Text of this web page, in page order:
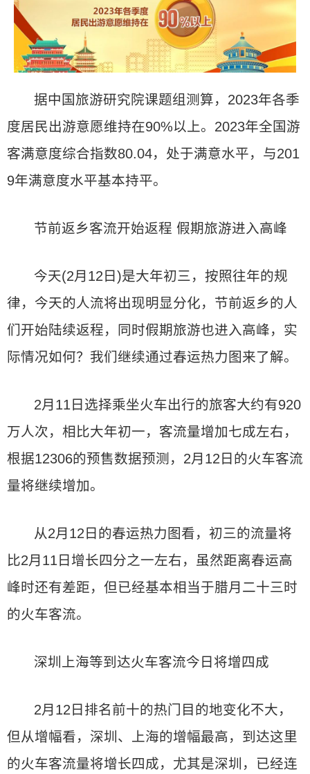
据中国旅游研究院课题组测算，2023年各季
度居民出游意愿维持在90%以上。2023年全国游
客满意度综合指数80.04，处于满意水平，与201
9年满意度水平基本持平。
节前返乡客流开始返程 假期旅游进入高峰
今天(2月12日)是大年初三，按照往年的规
律，今天的人流将出现明显分化，节前返乡的人
们开始陆续返程，同时假期旅游也进入高峰，实
际情况如何？我们继续通过春运热力图来了解。
2月11日选择乘坐火车出行的旅客大约有920
万人次，相比大年初一，客流量增加七成左右，
根据12306的预售数据预测，2月12日的火车客流
量将继续增加。
从2月12日的春运热力图看，初三的流量将
比2月11日增长四分之一左右，虽然距离春运高
峰时还有差距，但已经基本相当于腊月二十三时
的火车客流。
深圳上海等到达火车客流今日将增四成
2月12日排名前十的热门目的地变化不大，
但从增幅看，深圳、上海的增幅最高，到达这里
的火车客流量将增长四成，尤其是深圳，已经连